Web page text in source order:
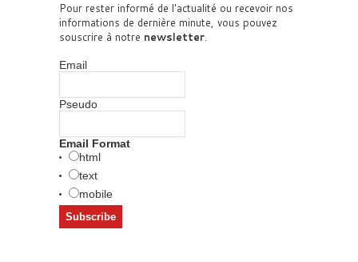
Pour rester informé de l'actualité ou recevoir nos
informations de dernière minute, vous pouvez
souscrire à notre newsletter.
Email
Pseudo
Email Format
html
text
mobile